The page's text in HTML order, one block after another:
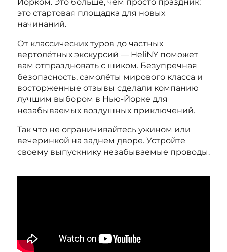
это стартовая площадка для новых
начинаний.
От классических туров до частных
вертолётных экскурсий — HeliNY поможет
вам отпраздновать с шиком. Безупречная
безопасность, самолёты мирового класса и
восторженные отзывы сделали компанию
лучшим выбором в Нью-Йорке для
незабываемых воздушных приключений.
Так что не ограничивайтесь ужином или
вечеринкой на заднем дворе. Устройте
своему выпускнику незабываемые проводы.